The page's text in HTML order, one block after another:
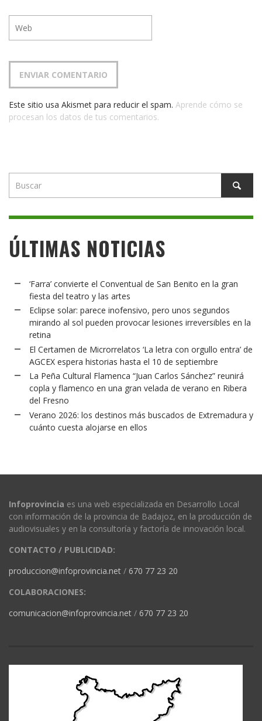
Este sitio usa Akismet para reducir el spam. Aprende cómo se
procesan los datos de tus comentarios.
ÚLTIMAS NOTICIAS
‘Farra’ convierte el Conventual de San Benito en la gran
fiesta del teatro y las artes
Eclipse solar: parece inofensivo, pero unos segundos
mirando al sol pueden provocar lesiones irreversibles en la
retina
El Certamen de Microrrelatos ‘La letra con orgullo entra’ de
AGCEX espera historias hasta el 10 de septiembre
La Peña Cultural Flamenca “Juan Carlos Sánchez” reunirá
copla y flamenco en una gran velada de verano en Ribera
del Fresno
Verano 2026: los destinos más buscados de Extremadura y
cuánto cuesta alojarse en ellos
Infoprovincia es una web especializada en Desarrollo Local
con información de la provincia de Badajoz, en la producción de
audiovisuales y en la consultoría y factoría de innovación local.
CONTACTO / PUBLICIDAD:
produccion@infoprovincia.net / 670 77 23 20
COLABORACIONES:
comunicacion@infoprovincia.net / 670 77 23 20